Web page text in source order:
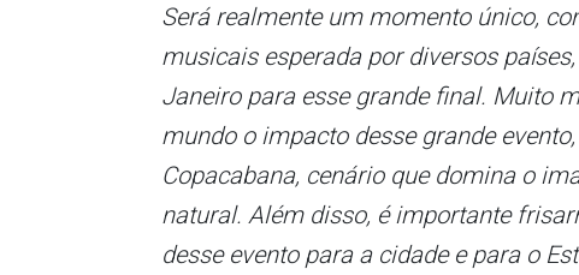
Será realmente um momento único,
musicais esperada por diversos
Janeiro para esse grande final. Muito
mundo o impacto desse grande
Copacabana, cenário que domina o
natural. Além disso, é importante
desse evento para a cidade e para o